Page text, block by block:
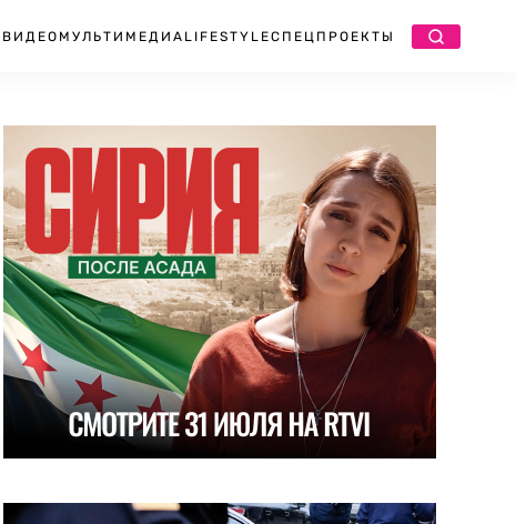
ВИДЕО МУЛЬТИМЕДИА LIFESTYLEСПЕЦПРОЕКТЫ